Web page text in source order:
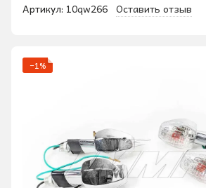
Артикул: 10qw266 Оставить отзыв
−1%